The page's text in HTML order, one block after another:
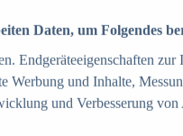
und weltweit
Online Shops in
in
im Online-Handel in
Daten, um Folgendes
Endgeräteeigenschaften
Werbung und Inhalte,
und Verbesserung von